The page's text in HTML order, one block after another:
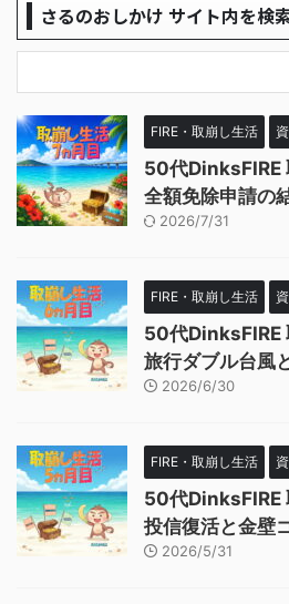
さるのおしかけ サイト内を検
FIRE・取崩し生活
50代DinksFIRE
全額免除申請の
2026/7/31
FIRE・取崩し生活
50代DinksFIRE
旅行ダブル台風
2026/6/30
FIRE・取崩し生活
50代DinksFIRE
投信復活と金壁
2026/5/31